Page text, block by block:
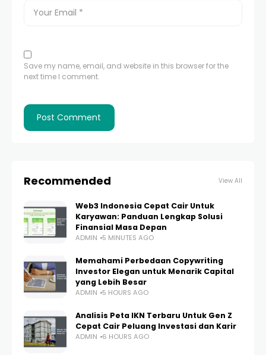
Save my name, email, and website in this browser for the
next time I comment.
Recommended View All
Web3 Indonesia Cepat Cair Untuk
Karyawan: Panduan Lengkap Solusi
Finansial Masa Depan
ADMIN 5 MINUTES AGO
Memahami Perbedaan Copywriting
Investor Elegan untuk Menarik Capital
yang Lebih Besar
ADMIN 5 HOURS AGO
Analisis Peta IKN Terbaru Untuk Gen Z
Cepat Cair Peluang Investasi dan Karir
ADMIN 6 HOURS AGO